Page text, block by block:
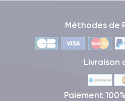
Méthodes de
Livraison
Paiement